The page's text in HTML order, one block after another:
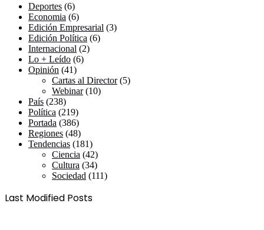
Deportes (6)
Economia (6)
Edición Empresarial (3)
Edición Política (6)
Internacional (2)
Lo + Leído (6)
Opinión (41)
Cartas al Director(5)
Webinar(10)
País (238)
Política (219)
Portada (386)
Regiones (48)
Tendencias (181)
Ciencia (42)
Cultura (34)
Sociedad (111)
Last Modified Posts